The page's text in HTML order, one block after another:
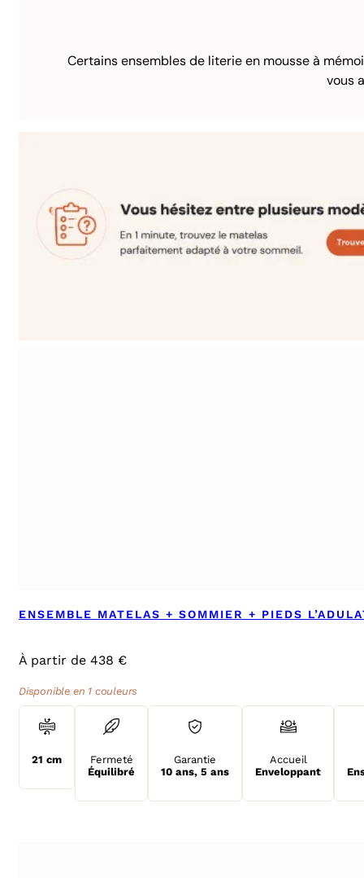
Certains ensembles de literie en mousse à
vous
ENSEMBLE MATELAS + SOMMIER + PIEDS
À partir de 438 €
Disponible en 1 couleurs
21 cm
Fermeté
Équilibré
Garantie
10 ans, 5 ans
Accueil
Enveloppant